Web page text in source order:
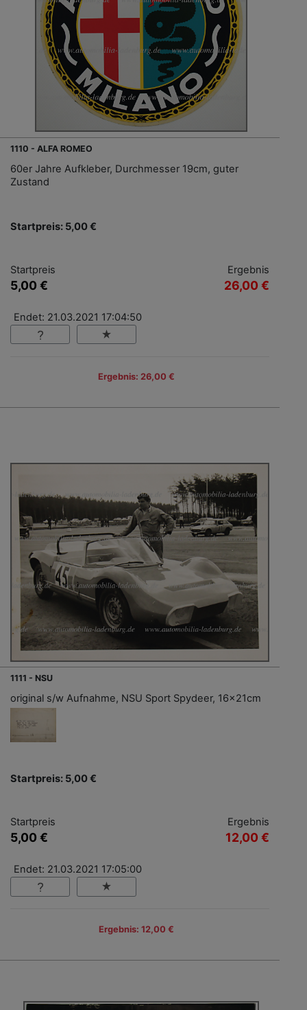
1110 - ALFA ROMEO
60er Jahre Aufkleber, Durchmesser 19cm, guter
Zustand
Startpreis: 5,00 €
Startpreis
5,00 €
Ergebnis
26,00 €
Endet: 21.03.2021 17:04:50
Ergebnis: 26,00 €
1111 - NSU
original s/w Aufnahme, NSU Sport Spydeer, 16x21cm
Startpreis: 5,00 €
Startpreis
5,00 €
Ergebnis
12,00 €
Endet: 21.03.2021 17:05:00
Ergebnis: 12,00 €